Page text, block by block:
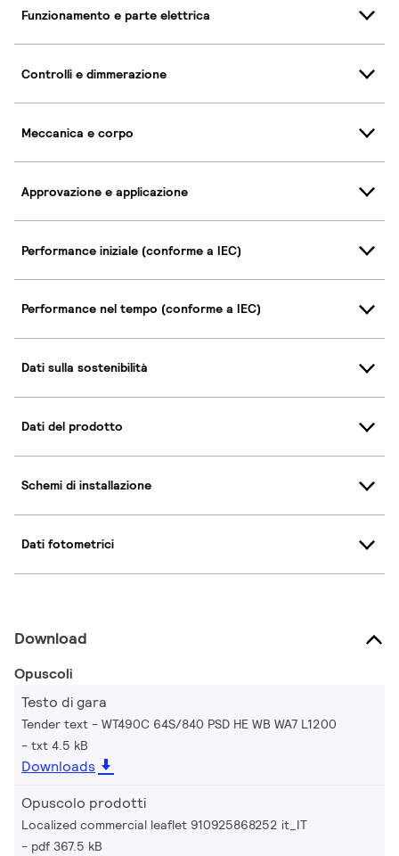
Funzionamento e parte elettrica
Controlli e dimmerazione
Meccanica e corpo
Approvazione e applicazione
Performance iniziale (conforme a IEC)
Performance nel tempo (conforme a IEC)
Dati sulla sostenibilità
Dati del prodotto
Schemi di installazione
Dati fotometrici
Download
Opuscoli
Testo di gara
Tender text - WT490C 64S/840 PSD HE WB WA7 L1200
txt 4.5 kB
Downloads
Opuscolo prodotti
Localized commercial leaflet 910925868252 it_IT
pdf 367.5 kB